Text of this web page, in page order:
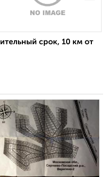
срок, 10 км от